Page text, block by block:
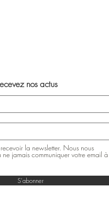
la newsletter. Nous nous
jamais communiquer votre email à
S'abonner
nos actus